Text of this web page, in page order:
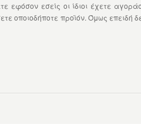
εφόσον εσείς οι ίδιοι έχετε
οποιοδήποτε προϊόν. Όμως